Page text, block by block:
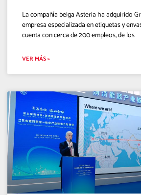
La compañía belga Asteria ha adquirido
empresa especializada en etiquetas y
cuenta con cerca de 200 empleos, de los
VER MÁS »